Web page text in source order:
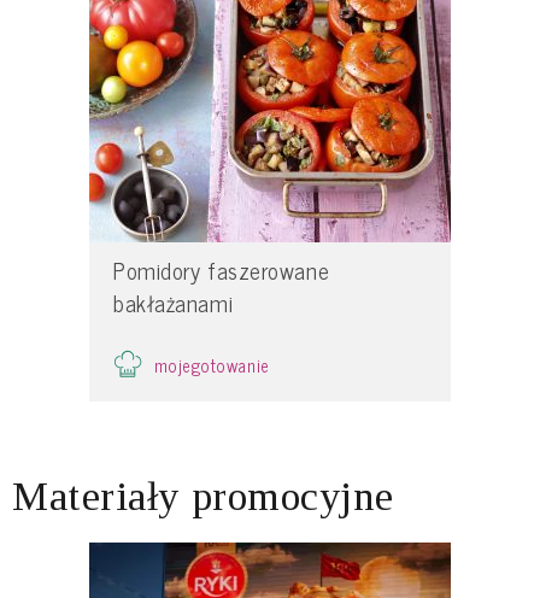
Pomidory faszerowane
bakłażanami
mojegotowanie
Materiały promocyjne